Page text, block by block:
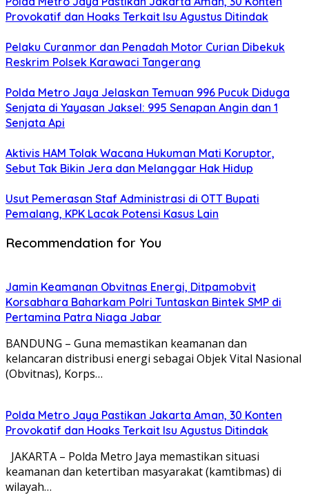
Provokatif dan Hoaks Terkait Isu Agustus Ditindak
Pelaku Curanmor dan Penadah Motor Curian Dibekuk
Reskrim Polsek Karawaci Tangerang
Polda Metro Jaya Jelaskan Temuan 996 Pucuk Diduga
Senjata di Yayasan Jaksel: 995 Senapan Angin dan 1
Senjata Api
Aktivis HAM Tolak Wacana Hukuman Mati Koruptor,
Sebut Tak Bikin Jera dan Melanggar Hak Hidup
Usut Pemerasan Staf Administrasi di OTT Bupati
Pemalang, KPK Lacak Potensi Kasus Lain
Recommendation for You
Jamin Keamanan Obvitnas Energi, Ditpamobvit
Korsabhara Baharkam Polri Tuntaskan Bintek SMP di
Pertamina Patra Niaga Jabar
BANDUNG – Guna memastikan keamanan dan
kelancaran distribusi energi sebagai Objek Vital Nasional
(Obvitnas), Korps…
Polda Metro Jaya Pastikan Jakarta Aman, 30 Konten
Provokatif dan Hoaks Terkait Isu Agustus Ditindak
JAKARTA – Polda Metro Jaya memastikan situasi
keamanan dan ketertiban masyarakat (kamtibmas) di
wilayah…